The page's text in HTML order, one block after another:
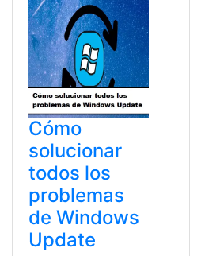
Cómo
solucionar
todos los
problemas
de Windows
Update